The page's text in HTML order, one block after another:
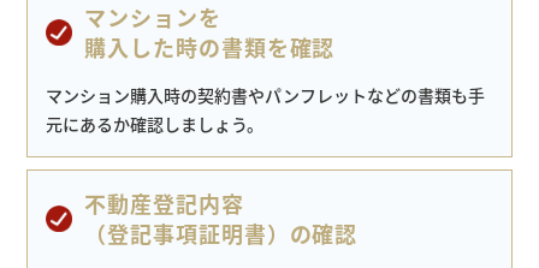
マンションを
購入した時の書類を確認
マンション購入時の契約書やパンフレットなどの書類も手
元にあるか確認しましょう。
不動産登記内容
（登記事項証明書）の確認